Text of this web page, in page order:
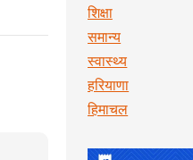
शिक्षा
समान्य
स्वास्थ्य
हरियाणा
हिमाचल